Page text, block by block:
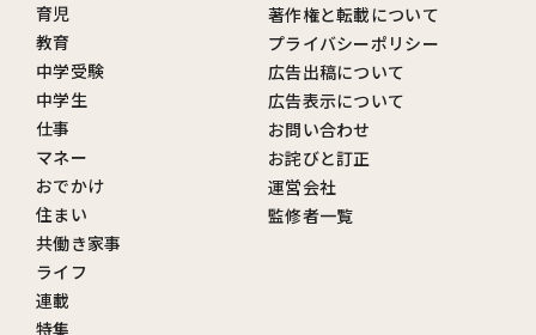
育児
教育
中学受験
中学生
仕事
マネー
おでかけ
住まい
共働き家事
ライフ
連載
特集
著作権と転載について
プライバシーポリシー
広告出稿について
広告表示について
お問い合わせ
お詫びと訂正
運営会社
監修者一覧